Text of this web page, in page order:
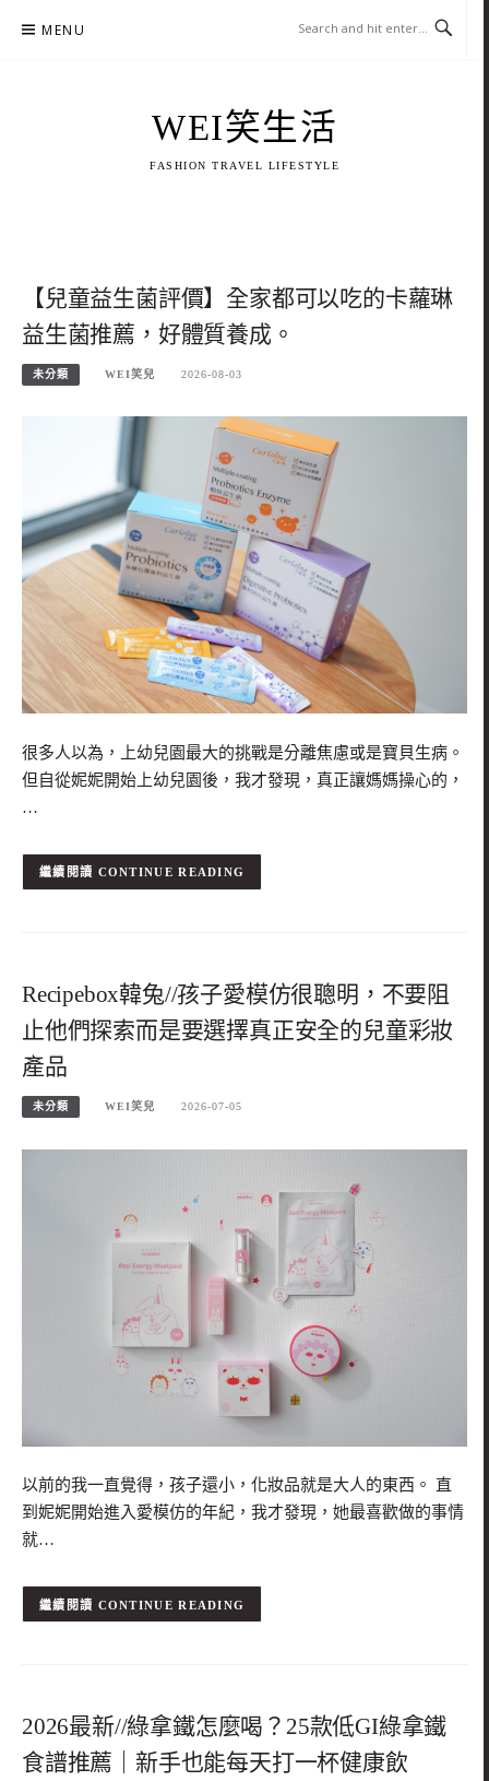
MENU
WEI笑生活
FASHION TRAVEL LIFESTYLE
【兒童益生菌評價】全家都可以吃的卡蘿琳
益生菌推薦，好體質養成。
未分類 WEI笑兒 2026-08-03
很多人以為，上幼兒園最大的挑戰是分離焦慮或是寶貝生病。
但自從妮妮開始上幼兒園後，我才發現，真正讓媽媽操心的，
…
CONTINUE READING
Recipebox韓兔//孩子愛模仿很聰明，不要阻
止他們探索而是要選擇真正安全的兒童彩妝
產品
未分類 WEI笑兒 2026-07-05
以前的我一直覺得，孩子還小，化妝品就是大人的東西。 直
到妮妮開始進入愛模仿的年紀，我才發現，她最喜歡做的事情
就…
CONTINUE READING
2026最新//綠拿鐵怎麼喝？25款低GI綠拿鐵
食譜推薦｜新手也能每天打一杯健康飲